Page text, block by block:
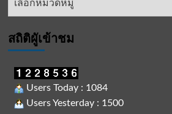
สถิติผูัเข้าชม
Users Today : 1084
Users Yesterday : 1500